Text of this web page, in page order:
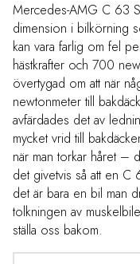
Mercedes-AMG C 63
dimension i bilkörning
kan vara farlig om fel
hästkrafter och 700
övertygad om att när
newtonmeter till
avfärdades det av
mycket vrid till
när man torkar håret –
det givetvis så att en C
det är bara en bil man
tolkningen av
ställa oss bakom.